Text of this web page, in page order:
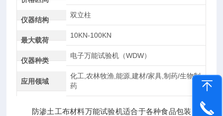
仪器结构
双立柱
最大载荷
10KN-100KN
仪器种类
电子万能试验机（WDW）
应用领域
化工,农林牧渔,能源,建材/家具,制药/生物制
药
防渗土工布材料万能试验机适合于各种食品包装，纺